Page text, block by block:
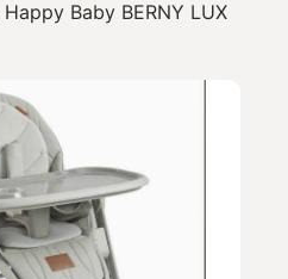
Baby BERNY LUX